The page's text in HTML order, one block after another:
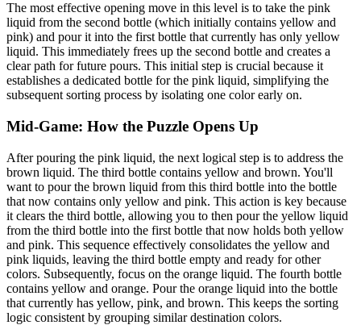
The most effective opening move in this level is to take the pink
liquid from the second bottle (which initially contains yellow and
pink) and pour it into the first bottle that currently has only yellow
liquid. This immediately frees up the second bottle and creates a
clear path for future pours. This initial step is crucial because it
establishes a dedicated bottle for the pink liquid, simplifying the
subsequent sorting process by isolating one color early on.
Mid-Game: How the Puzzle Opens Up
After pouring the pink liquid, the next logical step is to address the
brown liquid. The third bottle contains yellow and brown. You'll
want to pour the brown liquid from this third bottle into the bottle
that now contains only yellow and pink. This action is key because
it clears the third bottle, allowing you to then pour the yellow liquid
from the third bottle into the first bottle that now holds both yellow
and pink. This sequence effectively consolidates the yellow and
pink liquids, leaving the third bottle empty and ready for other
colors. Subsequently, focus on the orange liquid. The fourth bottle
contains yellow and orange. Pour the orange liquid into the bottle
that currently has yellow, pink, and brown. This keeps the sorting
logic consistent by grouping similar destination colors.